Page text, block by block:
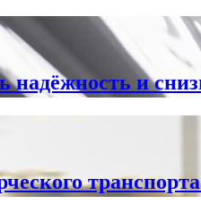
надёжность и